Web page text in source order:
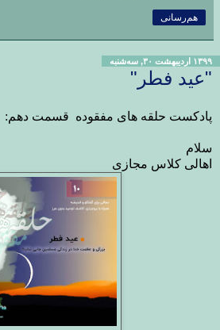
هم‌رسانی
۱۳۹۹ اردیبهشت ۳۰, سه‌شنبه
"عید فطر"
پادکست حلقه های مفقوده قسمت دهم:
سلام
اهالی کلاس مجازی